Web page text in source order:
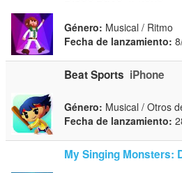
Género: Musical / Ritmo
Fecha de lanzamiento:
Beat Sports iPhone
Género: Musical / Otros
Fecha de lanzamiento:
My Singing Monsters: